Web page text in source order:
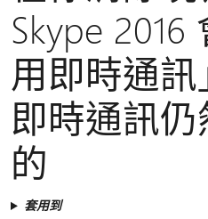
Skype
用即時通訊
即時通訊
的
套用到